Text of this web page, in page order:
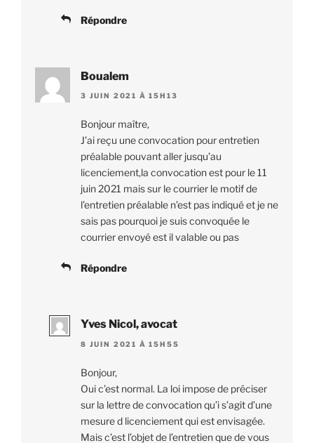
Répondre
Boualem
3 JUIN 2021 À 15H13
Bonjour maître,
J’ai reçu une convocation pour entretien
préalable pouvant aller jusqu’au
licenciement,la convocation est pour le 11
juin 2021 mais sur le courrier le motif de
l’entretien préalable n’est pas indiqué et je ne
sais pas pourquoi je suis convoquée le
courrier envoyé est il valable ou pas
Répondre
Yves Nicol, avocat
8 JUIN 2021 À 15H55
Bonjour,
Oui c’est normal. La loi impose de préciser
sur la lettre de convocation qu’i s’agit d’une
mesure d licenciement qui est envisagée.
Mais c’est l’objet de l’entretien que de vous